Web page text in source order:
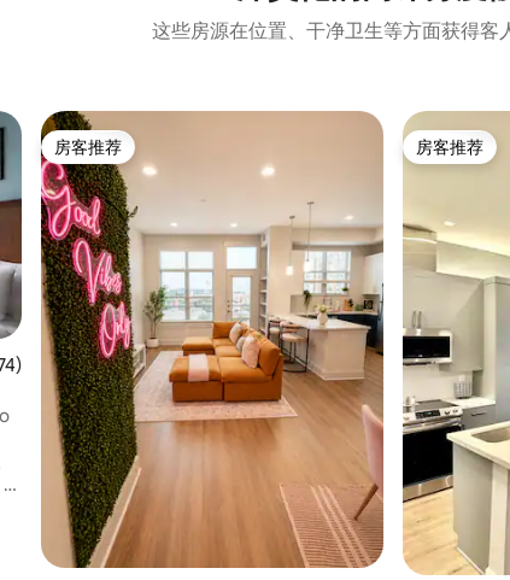
这些房源在位置、干净卫生等方面获得客
分（满分 5 分），共 474 条评价
房客推荐
房客推荐 房客推荐
房客推荐